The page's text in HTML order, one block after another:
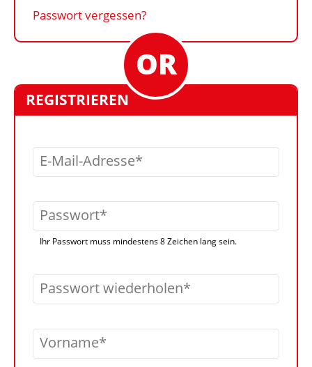
Passwort vergessen?
REGISTRIEREN
E-Mail-Adresse
Passwort
Ihr Passwort muss mindestens 8 Zeichen lang sein.
Passwort wiederholen
Vorname